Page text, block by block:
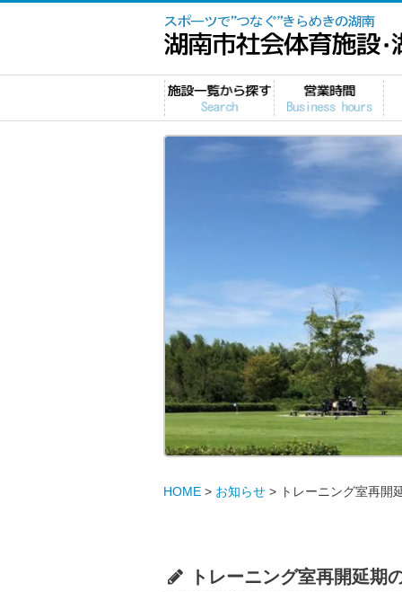
HOME > お知らせ > トレーニング室再開
トレーニング室再開延期